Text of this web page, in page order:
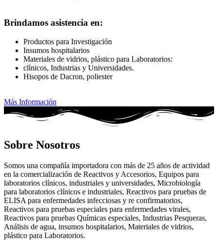
Brindamos asistencia en:
Productos para Investigación
Insumos hospitalarios
Materiales de vidrios, plástico para Laboratorios:
clínicos, Industrias y Universidades.
Hisopos de Dacron, poliester
Más Información
Sobre Nosotros
Somos una compañía importadora con más de 25 años de actividad
en la comercialización de Reactivos y Accesorios, Equipos para
laboratorios clínicos, industriales y universidades, Microbiología
para laboratorios clínicos e industriales, Reactivos para pruebas de
ELISA para enfermedades infecciosas y re confirmatorios,
Reactivos para pruebas especiales para enfermedades virales,
Reactivos para pruebas Químicas especiales, Industrias Pesqueras,
Análisis de agua, insumos hospitalarios, Materiales de vidrios,
plástico para Laboratorios.